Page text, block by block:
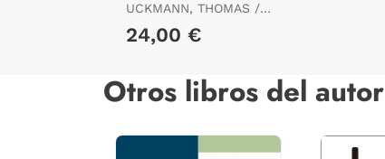
UCKMANN, THOMAS /
SCHUTZ ALFRED E
24,00 €
Otros libros del autor